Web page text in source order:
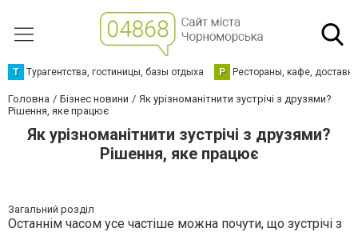
Т Турагентства, гостиницы, базы отдыха Р Рестораны, кафе,
Головна Бізнес новини
Як урізноманітнити зустрічі з друзями?
Рішення, яке працює
Як урізноманітнити зустрічі з друзями?
Рішення, яке працює
Загальний розділ
Останнім часом усе частіше можна почути, що зустрічі з